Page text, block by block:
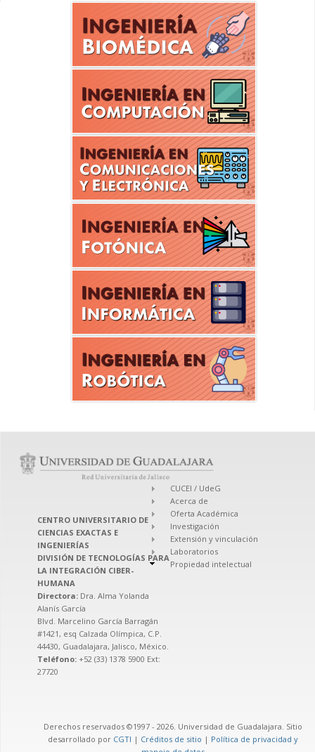
CENTRO UNIVERSITARIO DE
CIENCIAS EXACTAS E
INGENIERÍAS
DIVISIÓN DE TECNOLOGÍAS PARA
LA INTEGRACIÓN CIBER-
HUMANA
Directora: Dra. Alma Yolanda
Alanís García
Blvd. Marcelino García Barragán
#1421, esq Calzada Olímpica, C.P.
44430, Guadalajara, Jalisco, México.
Teléfono: +52 (33) 1378 5900 Ext:
27720
CUCEI / UdeG
Acerca de
Oferta Académica
Investigación
Extensión y vinculación
Laboratorios
Propiedad intelectual
Derechos reservados ©1997 - 2026. Universidad de Guadalajara. Sitio
desarrollado por CGTI | Créditos de sitio | Política de privacidad y